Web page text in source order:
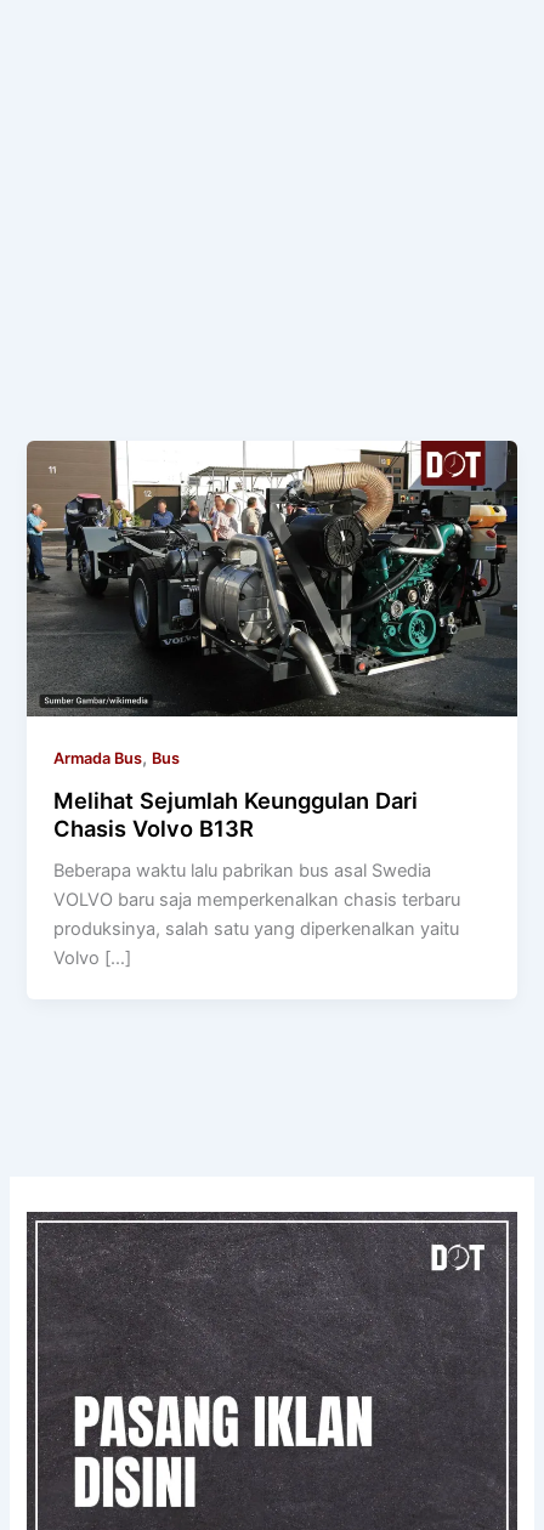
Armada Bus, Bus
Melihat Sejumlah Keunggulan Dari
Chasis Volvo B13R
Beberapa waktu lalu pabrikan bus asal Swedia
VOLVO baru saja memperkenalkan chasis terbaru
produksinya, salah satu yang diperkenalkan yaitu
Volvo […]